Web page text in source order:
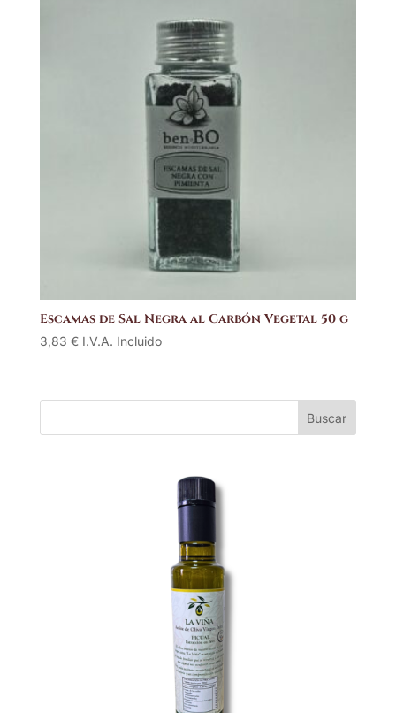
Escamas de Sal Negra al Carbón Vegetal 50 g
3,83 € I.V.A. Incluido
Buscar